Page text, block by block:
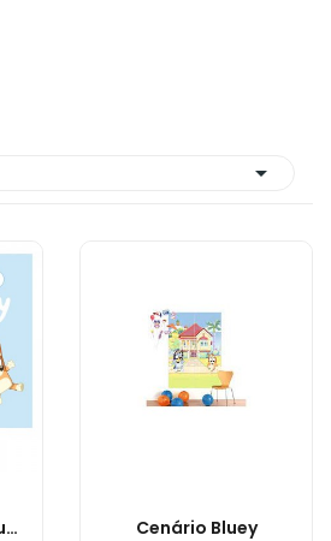

Sacos De Oferta Bluey Cenário Bluey